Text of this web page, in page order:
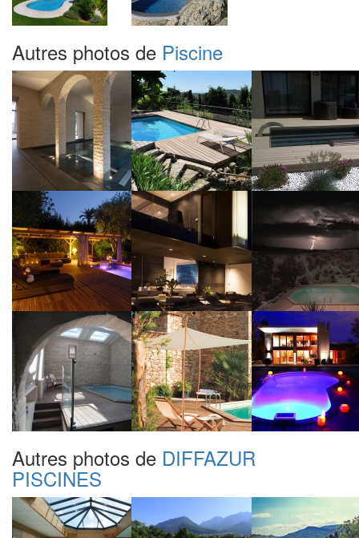
Autres photos de Piscine
Autres photos de DIFFAZUR
PISCINES